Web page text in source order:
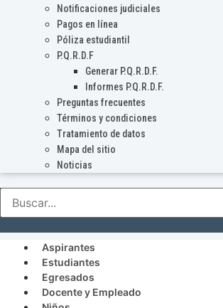
Notificaciones judiciales
Pagos en línea
Póliza estudiantil
P.Q.R.D.F
Generar P.Q.R.D.F.
Informes P.Q.R.D.F.
Preguntas frecuentes
Términos y condiciones
Tratamiento de datos
Mapa del sitio
Noticias
Aspirantes
Estudiantes
Egresados
Docente y Empleado